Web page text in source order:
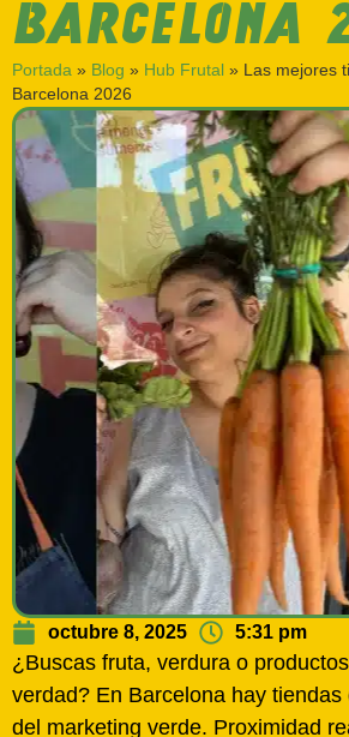
BARCELONA
Portada » Blog » Hub Frutal » Las mejores
Barcelona 2026
octubre 8, 2025 5:31 pm
¿Buscas fruta, verdura o
verdad? En Barcelona hay
del marketing verde. Proximidad